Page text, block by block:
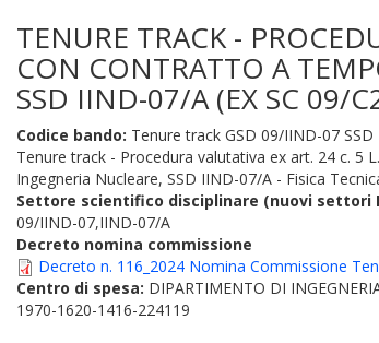
TENURE TRACK -
CON CONTRATTO A
SSD IIND-07/A (EX SC 09/
Codice bando: Tenure track GSD 09/IIND-07
Tenure track - Procedura valutativa ex art. 24 c. 5
Ingegneria Nucleare, SSD IIND-07/A - Fisica
Settore scientifico disciplinare (nuovi settori
09/IIND-07,IIND-07/A
Decreto nomina commissione
Decreto n. 116_2024 Nomina Commissione
Centro di spesa: DIPARTIMENTO DI
1970-1620-1416-224119